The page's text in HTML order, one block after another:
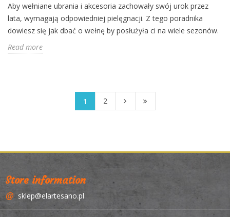
Aby wełniane ubrania i akcesoria zachowały swój urok przez
lata, wymagają odpowiedniej pielęgnacji. Z tego poradnika
dowiesz się jak dbać o wełnę by posłużyła ci na wiele sezonów.
Read more
1 2
Store information
sklep@elartesano.pl